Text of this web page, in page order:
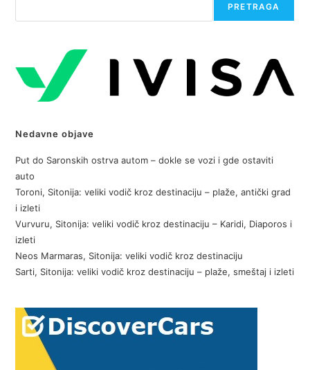
PRETRAGA
Nedavne objave
Put do Saronskih ostrva autom – dokle se vozi i gde ostaviti
auto
Toroni, Sitonija: veliki vodič kroz destinaciju – plaže, antički grad
i izleti
Vurvuru, Sitonija: veliki vodič kroz destinaciju – Karidi, Diaporos i
izleti
Neos Marmaras, Sitonija: veliki vodič kroz destinaciju
Sarti, Sitonija: veliki vodič kroz destinaciju – plaže, smeštaj i izleti